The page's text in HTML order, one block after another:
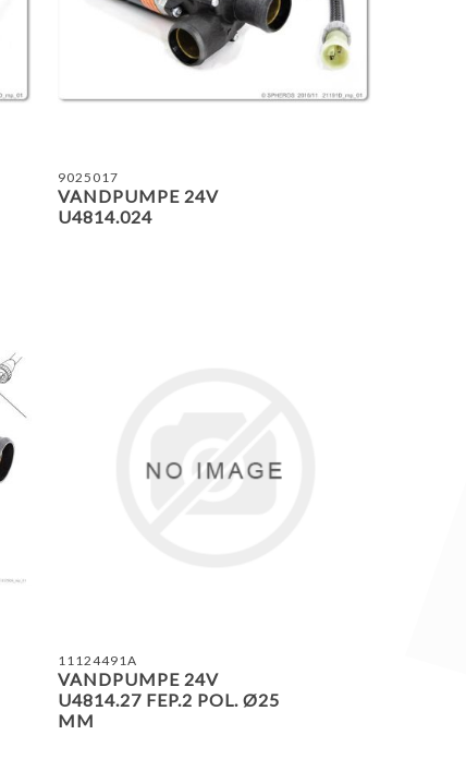
9025017
VANDPUMPE 24V
U4814.024
LISTE TILFØJ TIL SAMMENLIGNING LISTE
11124491A
VANDPUMPE 24V
U4814.27 FEP.2 POL. Ø25
MM